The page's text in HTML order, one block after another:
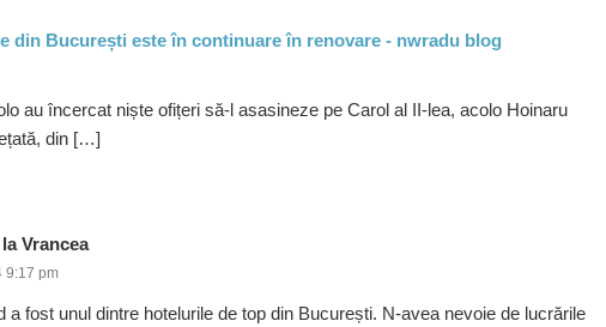
din București este în continuare în renovare - nwradu blog
au încercat niște ofițeri să-l asasineze pe Carol al II-lea, acolo Hoinaru
din […]
Vrancea
9:17 pm
a fost unul dintre hotelurile de top din București. N-avea nevoie de lucrările